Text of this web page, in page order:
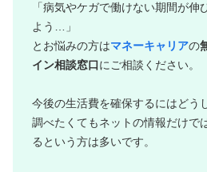
「病気やケガで働けない期間が伸
よう…」
とお悩みの方はマネーキャリアの
イン相談窓口にご相談ください。
今後の生活費を確保するにはどう
調べたくてもネットの情報だけで
るという方は多いです。